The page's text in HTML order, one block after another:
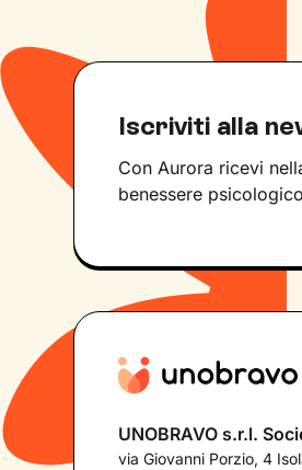
Iscriviti alla
Con Aurora ricevi
benessere
UNOBRAVO s.r.l.
via Giovanni Porzio, 4